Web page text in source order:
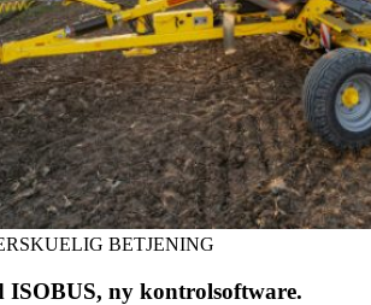
BETJENING
ISOBUS, ny kontrolsoftware.